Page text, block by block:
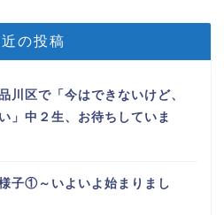
の投稿
川区で「今はできないけど、
」中２生、お待ちしていま
子①～いよいよ始まりまし